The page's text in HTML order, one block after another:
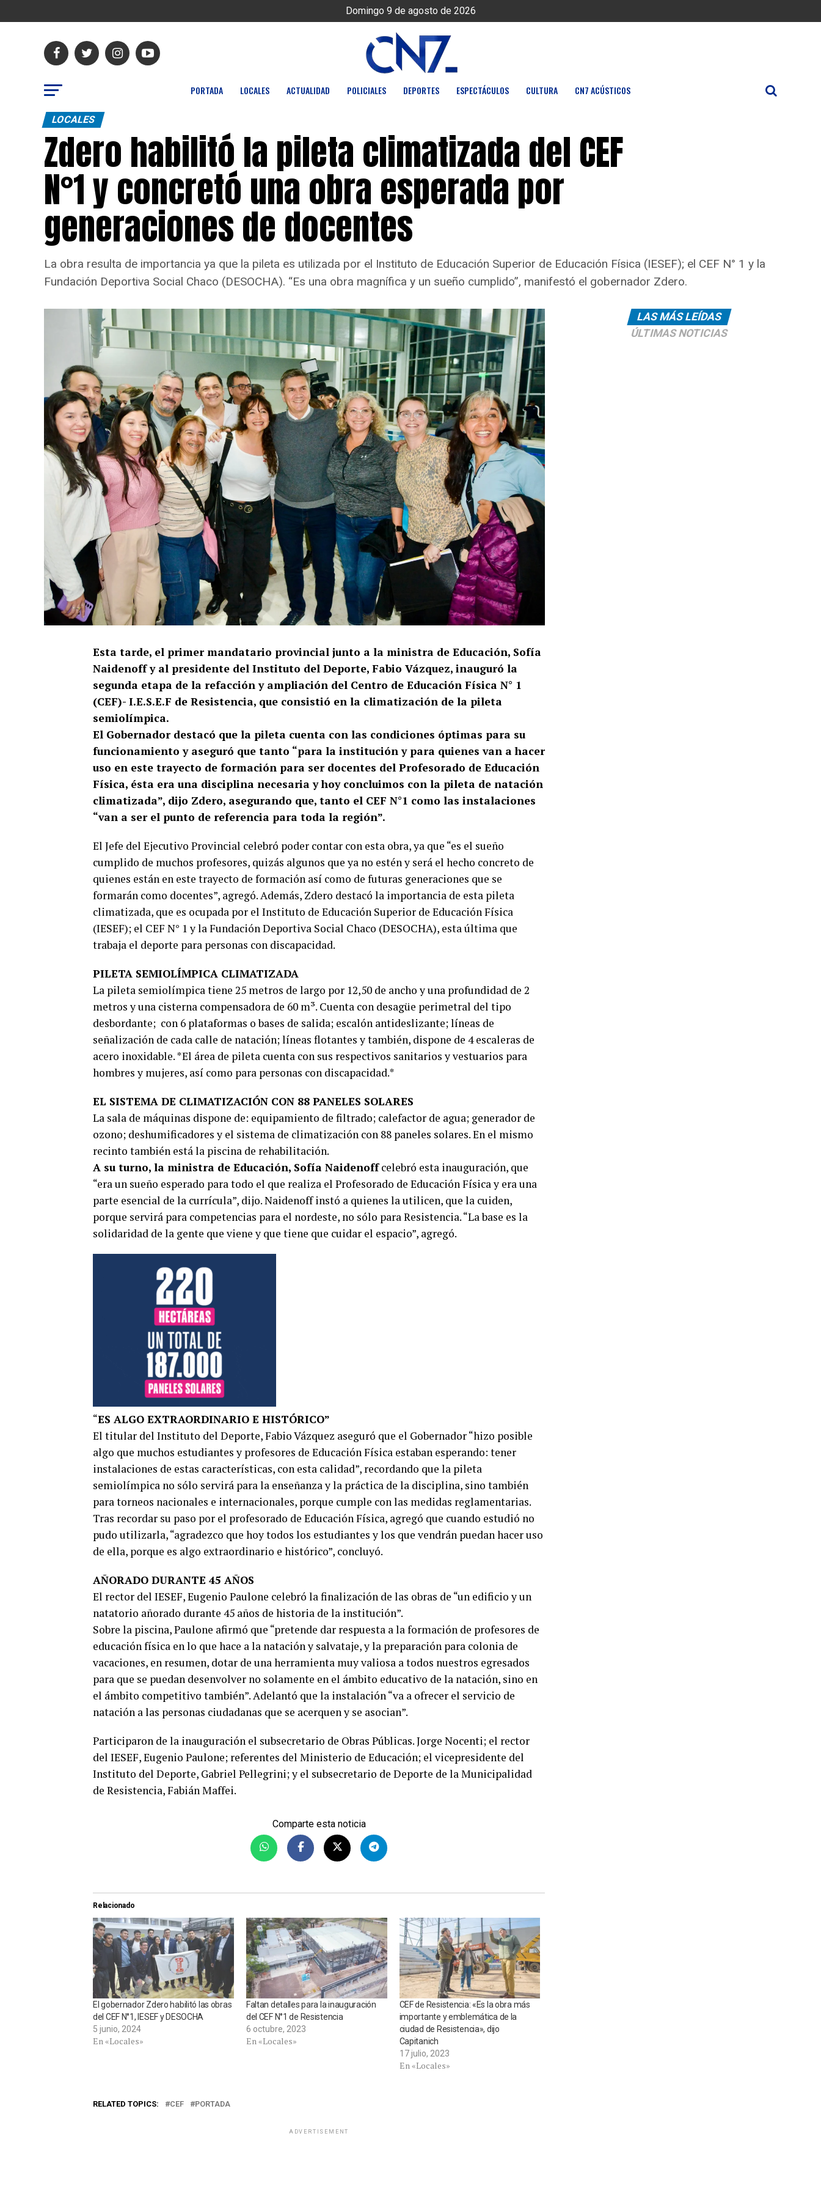
Domingo 9 de agosto de 2026
PORTADA LOCALES ACTUALIDAD POLICIALES DEPORTES ESPECTÁCULOS CULTURA CN7 ACÚSTICOS
LOCALES
Zdero habilitó la pileta climatizada del CEF
N°1 y concretó una obra esperada por
generaciones de docentes
La obra resulta de importancia ya que la pileta es utilizada por el Instituto de Educación Superior de Educación Física (IESEF); el CEF N° 1 y la
Fundación Deportiva Social Chaco (DESOCHA). “Es una obra magnífica y un sueño cumplido”, manifestó el gobernador Zdero.
Esta tarde, el primer mandatario provincial junto a la ministra de Educación, Sofía
Naidenoff y al presidente del Instituto del Deporte, Fabio Vázquez, inauguró la
segunda etapa de la refacción y ampliación del Centro de Educación Física N° 1
(CEF)- I.E.S.E.F de Resistencia, que consistió en la climatización de la pileta
semiolímpica.
El Gobernador destacó que la pileta cuenta con las condiciones óptimas para su
funcionamiento y aseguró que tanto “para la institución y para quienes van a hacer
uso en este trayecto de formación para ser docentes del Profesorado de Educación
Física, ésta era una disciplina necesaria y hoy concluimos con la pileta de natación
climatizada”, dijo Zdero, asegurando que, tanto el CEF N°1 como las instalaciones
“van a ser el punto de referencia para toda la región”.
El Jefe del Ejecutivo Provincial celebró poder contar con esta obra, ya que “es el sueño
cumplido de muchos profesores, quizás algunos que ya no estén y será el hecho concreto de
quienes están en este trayecto de formación así como de futuras generaciones que se
formarán como docentes”, agregó. Además, Zdero destacó la importancia de esta pileta
climatizada, que es ocupada por el Instituto de Educación Superior de Educación Física
(IESEF); el CEF N° 1 y la Fundación Deportiva Social Chaco (DESOCHA), esta última que
trabaja el deporte para personas con discapacidad.
PILETA SEMIOLÍMPICA CLIMATIZADA
La pileta semiolímpica tiene 25 metros de largo por 12,50 de ancho y una profundidad de 2
metros y una cisterna compensadora de 60 m³. Cuenta con desagüe perimetral del tipo
desbordante; con 6 plataformas o bases de salida; escalón antideslizante; líneas de
señalización de cada calle de natación; líneas flotantes y también, dispone de 4 escaleras de
acero inoxidable. *El área de pileta cuenta con sus respectivos sanitarios y vestuarios para
hombres y mujeres, así como para personas con discapacidad.*
EL SISTEMA DE CLIMATIZACIÓN CON 88 PANELES SOLARES
La sala de máquinas dispone de: equipamiento de filtrado; calefactor de agua; generador de
ozono; deshumificadores y el sistema de climatización con 88 paneles solares. En el mismo
recinto también está la piscina de rehabilitación.
A su turno, la ministra de Educación, Sofía Naidenoffcelebró esta inauguración, que
“era un sueño esperado para todo el que realiza el Profesorado de Educación Física y era una
parte esencial de la currícula”, dijo. Naidenoff instó a quienes la utilicen, que la cuiden,
porque servirá para competencias para el nordeste, no sólo para Resistencia. “La base es la
solidaridad de la gente que viene y que tiene que cuidar el espacio”, agregó.
“ES ALGO EXTRAORDINARIO E HISTÓRICO”
El titular del Instituto del Deporte, Fabio Vázquez aseguró que el Gobernador “hizo posible
algo que muchos estudiantes y profesores de Educación Física estaban esperando: tener
instalaciones de estas características, con esta calidad”, recordando que la pileta
semiolímpica no sólo servirá para la enseñanza y la práctica de la disciplina, sino también
para torneos nacionales e internacionales, porque cumple con las medidas reglamentarias.
Tras recordar su paso por el profesorado de Educación Física, agregó que cuando estudió no
pudo utilizarla, “agradezco que hoy todos los estudiantes y los que vendrán puedan hacer uso
de ella, porque es algo extraordinario e histórico”, concluyó.
AÑORADO DURANTE 45 AÑOS
El rector del IESEF, Eugenio Paulone celebró la finalización de las obras de “un edificio y un
natatorio añorado durante 45 años de historia de la institución”.
Sobre la piscina, Paulone afirmó que “pretende dar respuesta a la formación de profesores de
educación física en lo que hace a la natación y salvataje, y la preparación para colonia de
vacaciones, en resumen, dotar de una herramienta muy valiosa a todos nuestros egresados
para que se puedan desenvolver no solamente en el ámbito educativo de la natación, sino en
el ámbito competitivo también”. Adelantó que la instalación “va a ofrecer el servicio de
natación a las personas ciudadanas que se acerquen y se asocian”.
Participaron de la inauguración el subsecretario de Obras Públicas. Jorge Nocenti; el rector
del IESEF, Eugenio Paulone; referentes del Ministerio de Educación; el vicepresidente del
Instituto del Deporte, Gabriel Pellegrini; y el subsecretario de Deporte de la Municipalidad
de Resistencia, Fabián Maffei.
Comparte esta noticia
Relacionado
El gobernador Zdero habilitó las obras
del CEF N°1, IESEF y DESOCHA
5 junio, 2024
En «Locales»
Faltan detalles para la inauguración
del CEF N°1 de Resistencia
6 octubre, 2023
En «Locales»
CEF de Resistencia: «Es la obra más
importante y emblemática de la
ciudad de Resistencia», dijo
Capitanich
17 julio, 2023
En «Locales»
RELATED TOPICS: CEF PORTADA
ADVERTISEMENT
LAS MÁS LEÍDAS
ÚLTIMAS NOTICIAS